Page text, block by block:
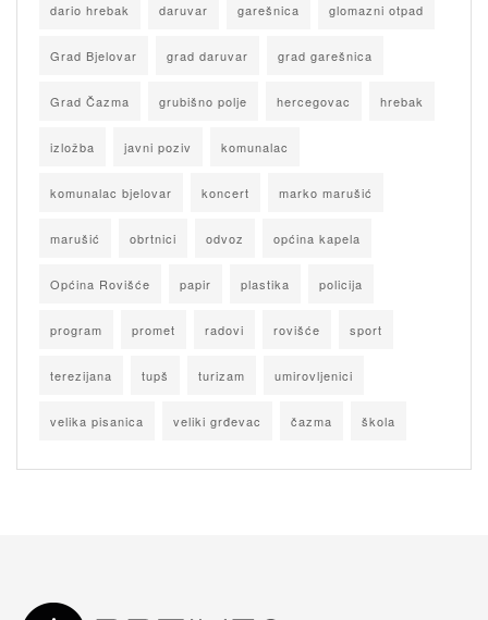
dario hrebak daruvar garešnica glomazni otpad
Grad Bjelovar grad daruvar grad garešnica
Grad Čazma grubišno polje hercegovac hrebak
izložba javni poziv komunalac
komunalac bjelovar koncert marko marušić
marušić obrtnici odvoz općina kapela
Općina Rovišće papir plastika policija
program promet radovi rovišće sport
terezijana tupš turizam umirovljenici
velika pisanica veliki grđevac čazma škola